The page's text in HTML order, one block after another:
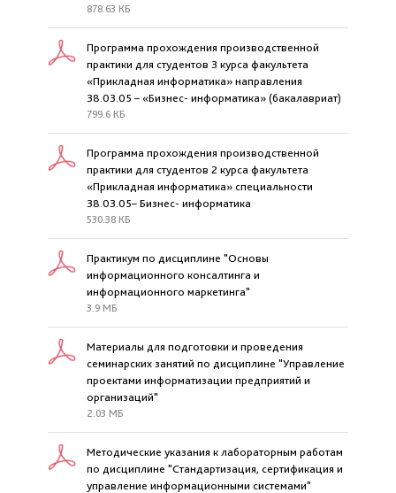
878.63 КБ
Программа прохождения производственной
практики для студентов 3 курса факультета
«Прикладная информатика» направления
38.03.05 – «Бизнес- информатика» (бакалавриат)
799.6 КБ
Программа прохождения производственной
практики для студентов 2 курса факультета
«Прикладная информатика» специальности
38.03.05– Бизнес- информатика
530.38 КБ
Практикум по дисциплине "Основы
информационного консалтинга и
информационного маркетинга"
3.9 МБ
Материалы для подготовки и проведения
семинарских занятий по дисциплине "Управление
проектами информатизации предприятий и
организаций"
2.03 МБ
Методические указания к лабораторным работам
по дисциплине "Стандартизация, сертификация и
управление информационными системами"